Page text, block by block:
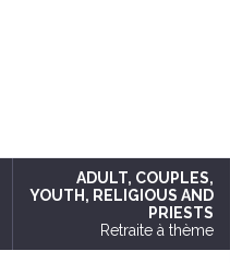
ADULT, COUPLES,
YOUTH , RELIGIOUS AND
PRIESTS
Retraite à thème